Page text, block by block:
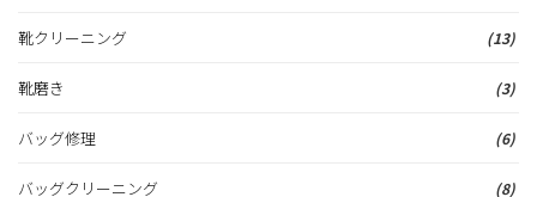
靴クリーニング (13)
靴磨き (3)
バッグ修理 (6)
バッグクリーニング (8)